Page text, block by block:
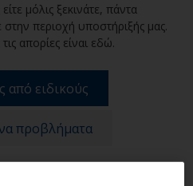
μόλις ξεκινάτε, πάντα
περιοχή υποστήριξής μας.
απορίες είναι εδώ.
από ειδικούς
προβλήματα